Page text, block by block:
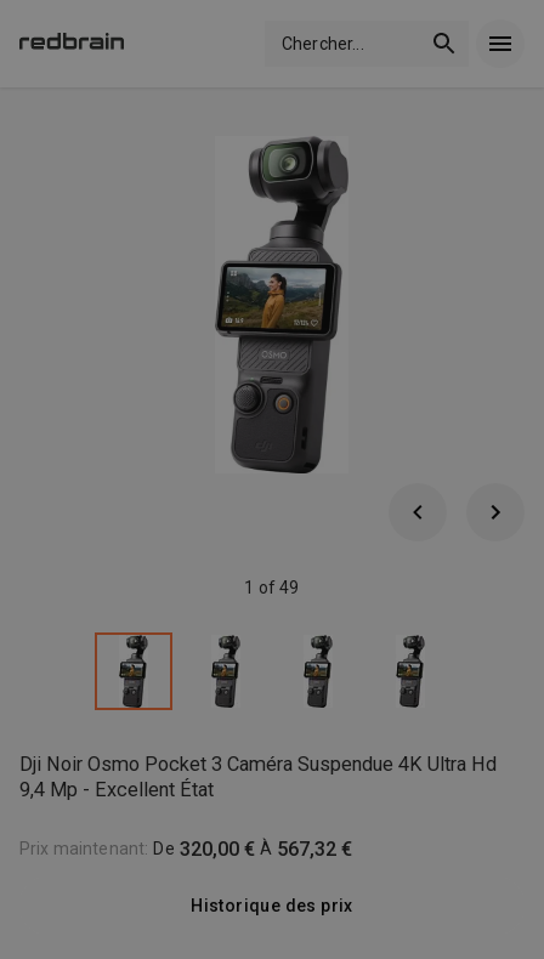
Chercher...
1 of 49
Dji Noir Osmo Pocket 3 Caméra Suspendue 4K Ultra Hd
9,4 Mp - Excellent État
Prix maintenant: De 320,00 € À 567,32 €
Historique des prix